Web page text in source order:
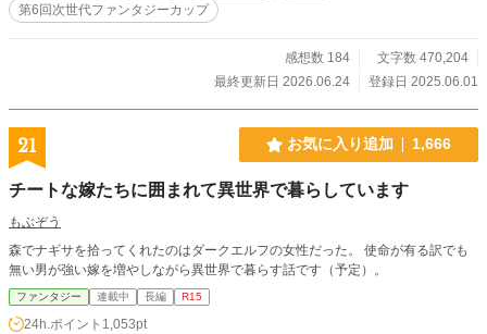
第6回次世代ファンタジーカップ
感想数 184
文字数 470,204
最終更新日 2026.06.24
登録日 2025.06.01
21 お気に入り追加 1,666
チートな嫁たちに囲まれて異世界で暮らしています
もぶぞう
森でナギサを拾ってくれたのはダークエルフの女性だった。 使命が有る訳でも
無い男が強い嫁を増やしながら異世界で暮らす話です（予定）。
ファンタジー 連載中 長編 R15
24h.ポイント 1,053pt